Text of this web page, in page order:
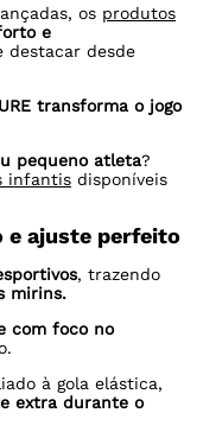
os produtos
e
destacar desde
transforma o jogo
pequeno atleta?
infantis disponíveis
e ajuste perfeito
, trazendo
mirins.
com foco no
à gola elástica,
extra durante o